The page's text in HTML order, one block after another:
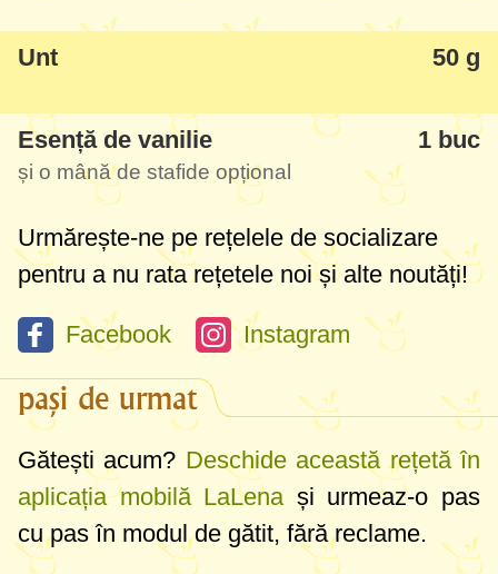
Știu că termenul de "plachie" înseamnă
altceva în România, dar așa o cheamă
să-i adaptez numele.
Unt 50 g
Esență de vanilie 1 buc
și o mână de stafide opțional
Urmărește-ne pe rețelele de socializare
pentru a nu rata rețetele noi și alte noutăți!
Facebook Instagram
pași de urmat
Gătești acum? Deschide această rețetă în
aplicația mobilă LaLena și urmeaz-o pas
cu pas în modul de gătit, fără reclame.